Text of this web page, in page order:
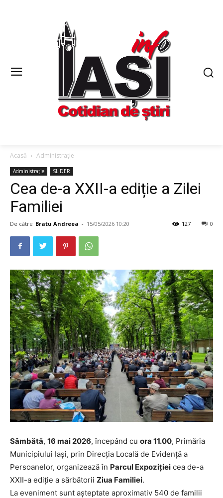
Acasă Administrație
Administrație SLIDER
Cea de-a XXII-a ediție a Zilei
Familiei
De către Bratu Andreea - 15/05/2026 10:20 0
127
Sâmbătă, 16 mai 2026, începând cu ora 11.00, Primăria
Municipiului Iași, prin Direcția Locală de Evidență a
Persoanelor, organizează în Parcul Expoziției cea de-a
XXII-a ediţie a sărbătorii Ziua Familiei.
La eveniment sunt așteptate aproximativ 540 de familii